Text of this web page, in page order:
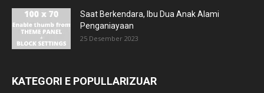
Saat Berkendara, Ibu Dua Anak Alami
Penganiayaan
25 Desember 2023
KATEGORI E POPULLARIZUAR